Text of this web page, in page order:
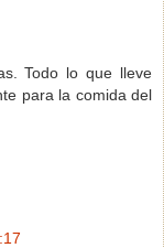
Todo lo que lleve
para la comida del